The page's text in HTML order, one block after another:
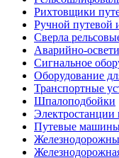
Рихтовщики
Ручной путевой
Сверла
Аварийно-
Сигнальное
Оборудование
Транспортные
Шпалоподбойки
Электростанции
Путевые